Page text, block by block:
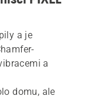
a je
a
domu, ale